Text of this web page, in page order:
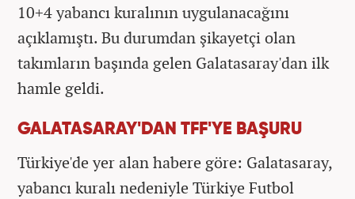
10+4 yabancı kuralının uygulanacağını
açıklamıştı. Bu durumdan şikayetçi olan
takımların başında gelen Galatasaray'dan ilk
hamle geldi.
GALATASARAY'DAN TFF'YE BAŞURU
Türkiye'de yer alan habere göre: Galatasaray,
yabancı kuralı nedeniyle Türkiye Futbol